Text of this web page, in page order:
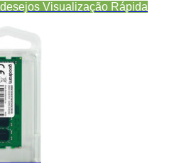
Visualização Rápida